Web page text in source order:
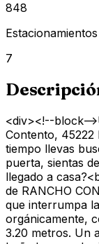
848
Estacionamientos
7
<div><!--block--
Contento, 45222
tiempo llevas
puerta, sientas
llegado a
de RANCHO
que interrumpa
orgánicamente,
3.20 metros. Un